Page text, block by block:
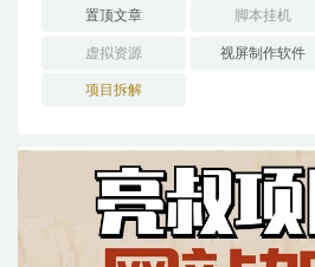
置顶文章 脚本挂机
虚拟资源 视屏制作软件
项目拆解